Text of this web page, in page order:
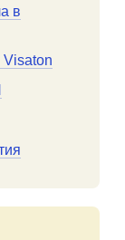
в
Visaton